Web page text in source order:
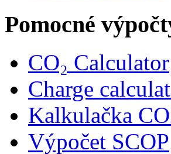
Pomocné
CO₂ Calculator
Charge
Kalkulačka
Výpočet SCOP